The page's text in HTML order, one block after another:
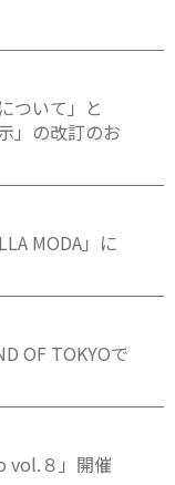
ついて」と
」の改訂のお
MODA」に
OF TOKYOで
vol.８」開催